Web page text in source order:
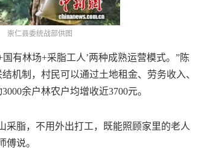
崇仁县委统战部供图
有林场+采脂工人’两种成熟运营模式。”陈
机制，村民可以通过土地租金、劳务收入、
余户林农户均增收近3700元。
脂，不用外出打工，既能照顾家里的老人
说。